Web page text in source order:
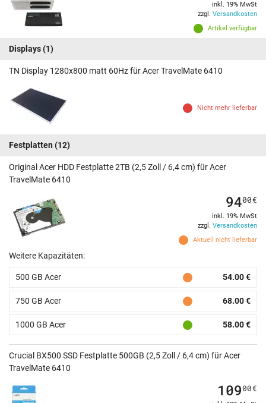
Artikel verfügbar
inkl. 19% MwSt
zzgl. Versandkosten
Displays(1)
TN Display 1280x800 matt 60Hz für Acer TravelMate 6410
Nicht mehr lieferbar
Festplatten (12)
Original Acer HDD Festplatte 2TB (2,5 Zoll / 6,4 cm) für Acer
TravelMate 6410
Aktuell nicht lieferbar
9400€
inkl. 19% MwSt
zzgl. Versandkosten
Weitere Kapazitäten:
500 GB Acer 54.00 €
750 GB Acer 68.00 €
1000 GB Acer 58.00 €
Crucial BX500 SSD Festplatte 500GB (2,5 Zoll / 6,4 cm) für Acer
TravelMate 6410
10900€